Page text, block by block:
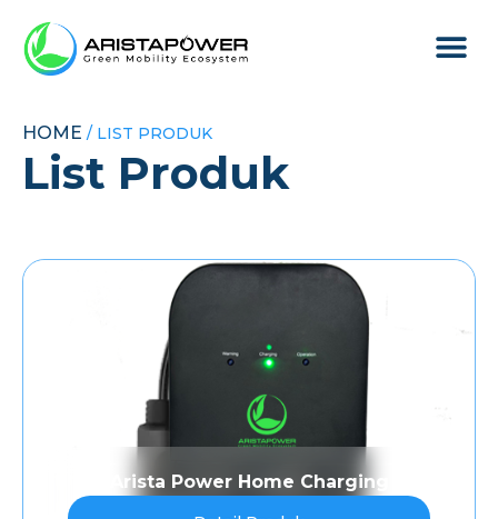
HOME / LIST PRODUK
List Produk
Arista Power Home Charging